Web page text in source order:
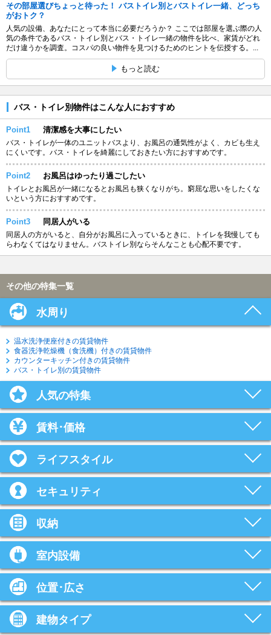
その部屋選びちょっと待った！ バストイレ別とバストイレ一緒、どっち
がおトク？
人気の設備、あなたにとって本当に必要だろうか？ ここでは部屋を選ぶ際の人
気の条件であるバス・トイレ別とバス・トイレ一緒の物件を比べ、家賃がどれ
だけ違うかを調査。コスパの良い物件を見つけるためのヒントを伝授する。...
もっと読む
バス・トイレ別物件はこんな人におすすめ
Point1 清潔感を大事にしたい
バス・トイレが一体のユニットバスより、お風呂の通気性がよく、カビも生え
にくいです。バス・トイレを綺麗にしておきたい方におすすめです。
Point2 お風呂はゆったり過ごしたい
トイレとお風呂が一緒になるとお風呂も狭くなりがち。窮屈な思いをしたくな
いという方におすすめです。
Point3 同居人がいる
同居人の方がいると、自分がお風呂に入っているときに、トイレを我慢しても
らわなくてはなりません。バストイレ別ならそんなことも心配不要です。
その他の特集一覧
水周り
温水洗浄便座付きの賃貸物件
食器洗浄乾燥機（食洗機）付きの賃貸物件
カウンターキッチン付きの賃貸物件
バス・トイレ別の賃貸物件
人気の特集
賃料･価格
ライフスタイル
セキュリティ
収納
室内設備
位置･広さ
建物タイプ